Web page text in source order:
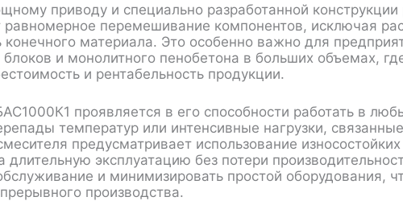
приводу и специально разработанной
равномерное перемешивание компонентов, исключая
конечного материала. Это особенно важно для
блоков и монолитного пенобетона в больших объемах,
и рентабельность продукции.
проявляется в его способности работать в
температур или интенсивные нагрузки,
предусматривает использование
длительную эксплуатацию без потери
и минимизировать простой оборудования,
производства.